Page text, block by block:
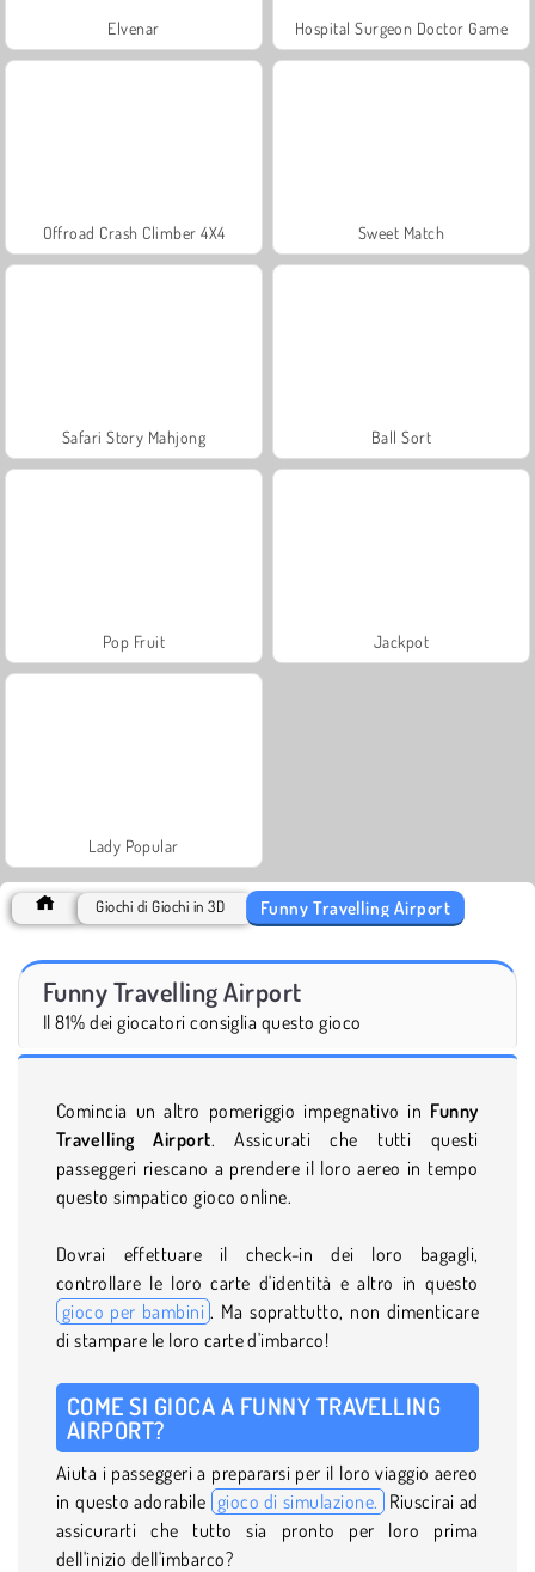
Elvenar Hospital Surgeon Doctor Game
Offroad Crash Climber 4X4 Sweet Match
Safari Story Mahjong Ball Sort
Pop Fruit Jackpot
Lady Popular
Giochi di Giochi in 3D Funny Travelling Airport
Funny Travelling Airport
Il 81% dei giocatori consiglia questo gioco
Comincia un altro pomeriggio impegnativo in Funny
Travelling Airport. Assicurati che tutti questi
passeggeri riescano a prendere il loro aereo in tempo
questo simpatico gioco online.
Dovrai effettuare il check-in dei loro bagagli,
controllare le loro carte d'identità e altro in questo
gioco per bambini . Ma soprattutto, non dimenticare
di stampare le loro carte d'imbarco!
COME SI GIOCA A FUNNY TRAVELLING
AIRPORT?
Aiuta i passeggeri a prepararsi per il loro viaggio aereo
in questo adorabile gioco di simulazione. Riuscirai ad
assicurarti che tutto sia pronto per loro prima
dell'inizio dell'imbarco?